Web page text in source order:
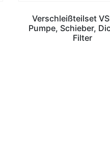
Verschleißteilset
Pumpe, Schieber,
Filter